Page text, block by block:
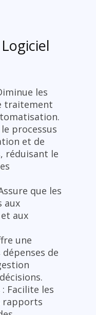
les
traitement
processus
et de
réduisant le
que les
aux
aux
une
de
: Facilite les
rapports